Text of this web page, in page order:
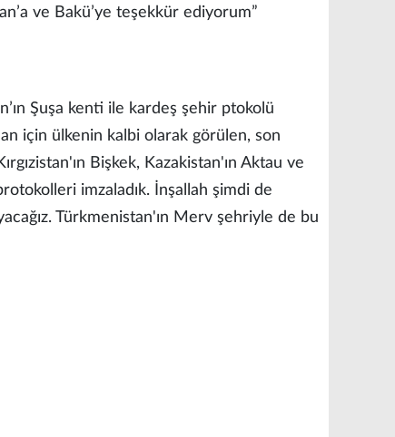
ve Bakü’ye teşekkür ediyorum”
Şuşa kenti ile kardeş şehir ptokolü
için ülkenin kalbi olarak görülen, son
Bişkek, Kazakistan'ın Aktau ve
imzaladık. İnşallah şimdi de
Türkmenistan'ın Merv şehriyle de bu